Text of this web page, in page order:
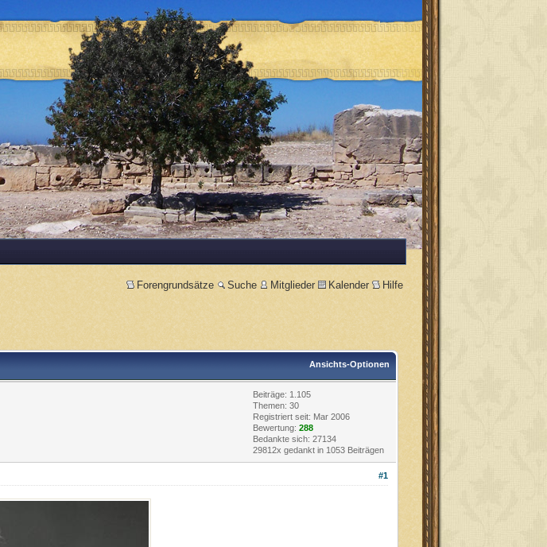
Forengrundsätze Suche Mitglieder Kalender Hilfe
Ansichts-Optionen
Beiträge: 1.105
Themen: 30
Registriert seit: Mar 2006
Bewertung: 288
Bedankte sich: 27134
29812x gedankt in 1053 Beiträgen
#1